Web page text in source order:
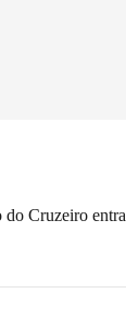
do Cruzeiro